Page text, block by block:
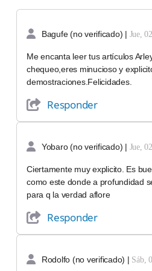
Bagufe (no verificado) Jue,
Me encanta leer tus artículos
chequeo,eres minucioso y
demostraciones.Felicidades.
Responder
Yobaro (no verificado) | Jue,
Ciertamente muy explicito. Es
como este donde a profundidad
para q la verdad aflore
Responder
Rodolfo (no verificado) | Sáb,